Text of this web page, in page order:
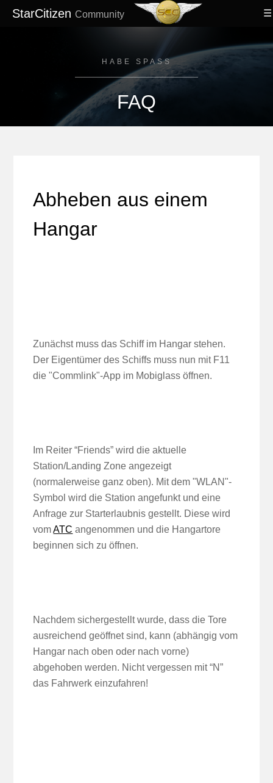
StarCitizen Community
HABE SPASS
FAQ
Abheben aus einem
Hangar
Zunächst muss das Schiff im Hangar stehen.
Der Eigentümer des Schiffs muss nun mit F11
die "Commlink"-App im Mobiglass öffnen.
Im Reiter “Friends” wird die aktuelle
Station/Landing Zone angezeigt
(normalerweise ganz oben). Mit dem "WLAN"-
Symbol wird die Station angefunkt und eine
Anfrage zur Starterlaubnis gestellt. Diese wird
vomATC angenommen und die Hangartore
beginnen sich zu öffnen.
Nachdem sichergestellt wurde, dass die Tore
ausreichend geöffnet sind, kann (abhängig vom
Hangar nach oben oder nach vorne)
abgehoben werden. Nicht vergessen mit “N”
das Fahrwerk einzufahren!